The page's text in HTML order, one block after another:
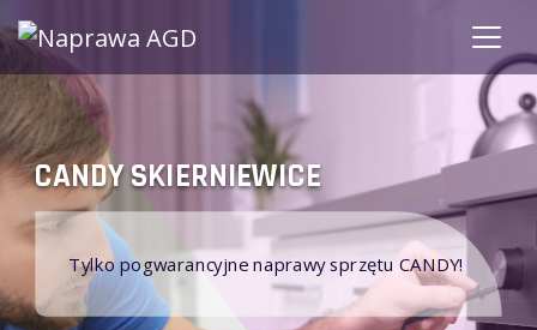
CANDY SKIERNIEWICE
Tylko pogwarancyjne naprawy sprzętu CANDY!